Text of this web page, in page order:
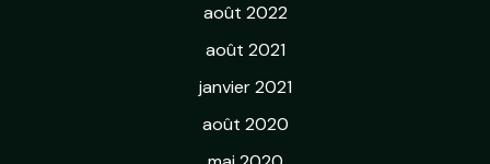
août 2022
août 2021
janvier 2021
août 2020